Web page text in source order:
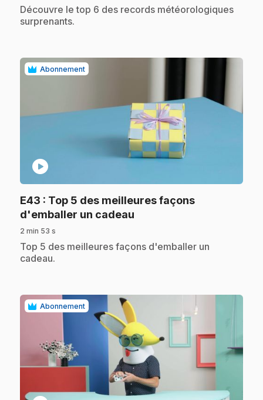
.Découvre le top 6 des records météorologiques
surprenants.
Abonnement
play_circle
E43 : Top 5 des meilleures façons
d'emballer un cadeau
2 min 53 s
.Top 5 des meilleures façons d'emballer un
cadeau.
Abonnement